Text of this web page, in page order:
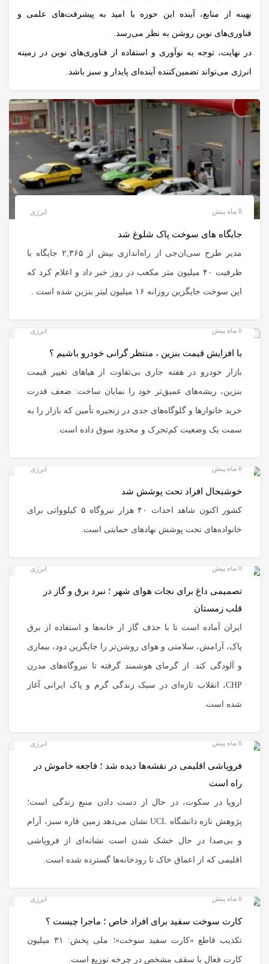
بهینه از منابع، آینده این حوزه با امید به پیشرفت‌های علمی و
فناوری‌های نوین روشن به نظر می‌رسد.
در نهایت، توجه به نوآوری و استفاده از فناوری‌های نوین در زمینه
انرژی می‌تواند تضمین‌کننده آینده‌ای پایدار و سبز باشد.
انرژی 8 ماه پیش
جایگاه های سوخت پاک شلوغ شد
مدیر طرح سی‌ان‌جی از راه‌اندازی بیش از ۲,۳۶۵ جایگاه با
ظرفیت ۴۰ میلیون متر مکعب در روز خبر داد و اعلام کرد که
این سوخت جایگزین روزانه ۱۶ میلیون لیتر بنزین شده است .
انرژی 8 ماه پیش
با افزایش قیمت بنزین ، منتظر گرانی خودرو باشیم ؟
بازار خودرو در هفته جاری بی‌تفاوت از هیاهای تغییر قیمت
بنزین، ریشه‌های عمیق‌تر خود را نمایان ساخت: ضعف قدرت
خرید خانوارها و گلوگاه‌های جدی در زنجیره تأمین که بازار را به
سمت یک وضعیت کم‌تحرک و محدود سوق داده است.
انرژی 8 ماه پیش
خوشبحال افراد تحت پوشش شد
کشور اکنون شاهد احداث ۴۰ هزار نیروگاه ۵ کیلوواتی برای
خانواده‌های تحت پوشش نهادهای حمایتی است.
انرژی 8 ماه پیش
تصمیمی داغ برای نجات هوای شهر ؛ نبرد برق و گاز در
قلب زمستان
ایران آماده است تا با حذف گاز از خانه‌ها و استفاده از برق
پاک، آرامش، سلامتی و هوای روشن‌تر را جایگزین دود، بیماری
و آلودگی کند. از گرمای هوشمند گرفته تا نیروگاه‌های مدرن
CHP، انقلاب تازه‌ای در سبک زندگی گرم و پاک ایرانی آغاز
شده است.
انرژی 8 ماه پیش
فروپاشی اقلیمی در نقشه‌ها دیده شد ؛ فاجعه خاموش در
راه است
اروپا در سکوت، در حال از دست دادن منبع زندگی است؛
پژوهش تازه دانشگاه UCL نشان می‌دهد زمین قاره سبز، آرام
و بی‌صدا در حال خشک شدن است نشانه‌ای از فروپاشی
اقلیمی که از اعماق خاک تا رودخانه‌ها گسترده شده است.
انرژی 8 ماه پیش
کارت سوخت سفید برای افراد خاص ؛ ماجرا چیست ؟
تکذیب قاطع «کارت سفید سوخت»؛ ملی پخش: ۳۱ میلیون
کارت فعال با سقف مشخص در چرخه توزیع است.